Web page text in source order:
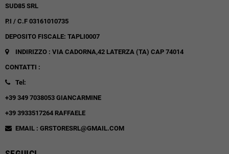
SUD85 SRL
P.I / C.F 03161010735
DEPOSITO FISCALE: TAPLI0007
INDIRIZZO : VIA CADORNA,42 LATERZA (TA) CAP 74014
CONTATTI :
Tel:
+39 349 7038053 GIANCARMINE
+39 3933517264 RAFFAELE
EMAIL : GRSTORESRL@GMAIL.COM